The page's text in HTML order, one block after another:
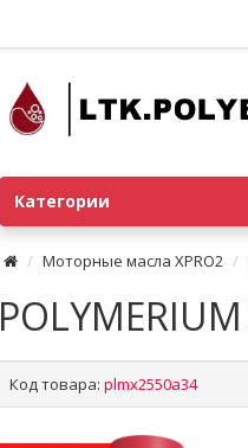
Категории
Моторные масла XPRO2
Код товара: plmx2550a34